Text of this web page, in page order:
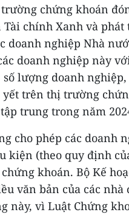
chứng khoán
Tài chính Xanh và
doanh nghiệp Nhà
doanh nghiệp này
số lượng doanh
trên thị trường
trung trong năm
cho phép các doanh
kiện (theo quy định
khoán. Bộ Kế
văn bản của các
này, vì Luật Chứng